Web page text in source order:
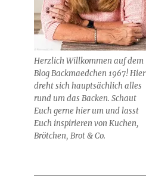
Herzlich Willkommen auf dem
Blog Backmaedchen 1967! Hier
dreht sich hauptsächlich alles
rund um das Backen. Schaut
Euch gerne hier um und lasst
Euch inspirieren von Kuchen,
Brötchen, Brot & Co.